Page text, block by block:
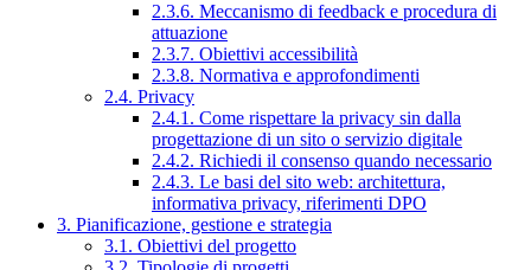
2.3.6. Meccanismo di feedback e procedura di
attuazione
2.3.7. Obiettivi accessibilità
2.3.8. Normativa e approfondimenti
2.4. Privacy
2.4.1. Come rispettare la privacy sin dalla
progettazione di un sito o servizio digitale
2.4.2. Richiedi il consenso quando necessario
2.4.3. Le basi del sito web: architettura,
informativa privacy, riferimenti DPO
3. Pianificazione, gestione e strategia
3.1. Obiettivi del progetto